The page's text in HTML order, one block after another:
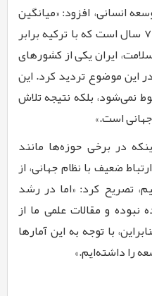
انسانی، افزود: «میانگین
امید به زندگی در ایران حدود ۷۵ سال است که با ترکیه برابر
ایران یکی از کشورهای
این موضوع تردید کرد. این
نمی‌شود، بلکه نتیجه تلاش
است.»
در برخی حوزه‌ها مانند
ضعیف با نظام جهانی، از
تصریح کرد: «اما در رشد
نبوده و مقالات علمی ما از
با توجه به این آمارها
را داشته‌ایم.»